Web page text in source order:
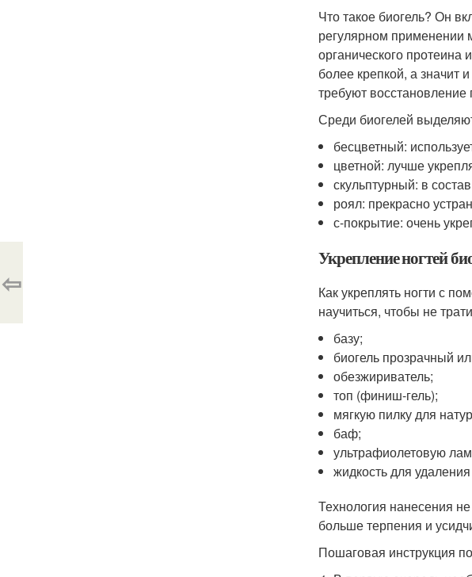
Что такое биогель? Он
регулярном применении
органического протеина
более крепкой, а значит
требуют
Среди биогелей
бесцветный:
цветной: лучше
скульптурный: в
роял: прекрасно
с-покрытие: очень
Укрепление ногтей
Как укреплять ногти с
научиться, чтобы не
базу;
биогель прозрачный
обезжириватель;
топ (финиш-гель);
мягкую пилку для
баф;
ультрафиолетовую
жидкость для
Технология нанесения
больше терпения и
Пошаговая инструкция
⇦